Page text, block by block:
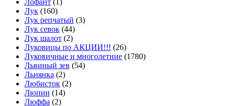
Лофант (1)
Лук (160)
Лук репчатый (3)
Лук севок (44)
Лук шалот (2)
Луковицы по АКЦИИ!!! (26)
Луковичные и многолетние (1780)
Львиный зев (54)
Льнянка (2)
Любисток (2)
Люпин (14)
Люффа (2)